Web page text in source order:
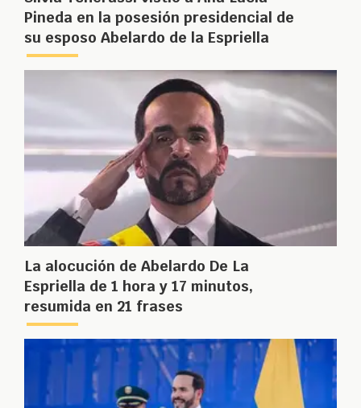
Pineda en la posesión presidencial de
su esposo Abelardo de la Espriella
La alocución de Abelardo De La
Espriella de 1 hora y 17 minutos,
resumida en 21 frases